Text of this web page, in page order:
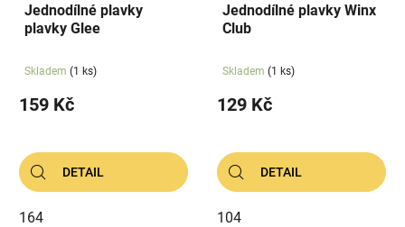
Jednodílné plavky
plavky Glee
Skladem (1 ks)
159 Kč
DETAIL
164
Jednodílné plavky Winx
Club
Skladem (1 ks)
129 Kč
DETAIL
104